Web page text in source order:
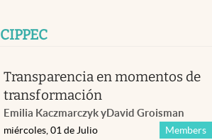
CIPPEC
Transparencia en momentos de
transformación
Emilia KaczmarczykyDavid Groisman
Members
miércoles, 01 de Julio